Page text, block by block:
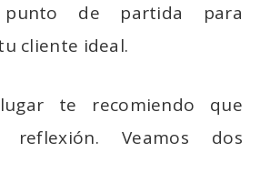
de partida para
cliente ideal.
te recomiendo que
reflexión. Veamos dos